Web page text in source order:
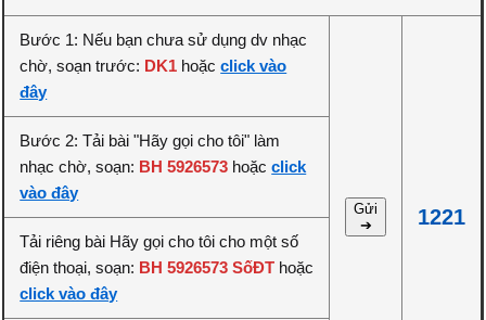
Bước 1: Nếu bạn chưa sử dụng dv nhạc
chờ, soạn trước: DK1 hoặcclick vào
đây
Gửi
➔
1221
Bước 2: Tải bài "Hãy gọi cho tôi" làm
nhạc chờ, soạn: BH 5926573 hoặcclick
vào đây
Tải riêng bài Hãy gọi cho tôi cho một số
điện thoại, soạn: BH 5926573 SốĐT hoặc
click vào đây